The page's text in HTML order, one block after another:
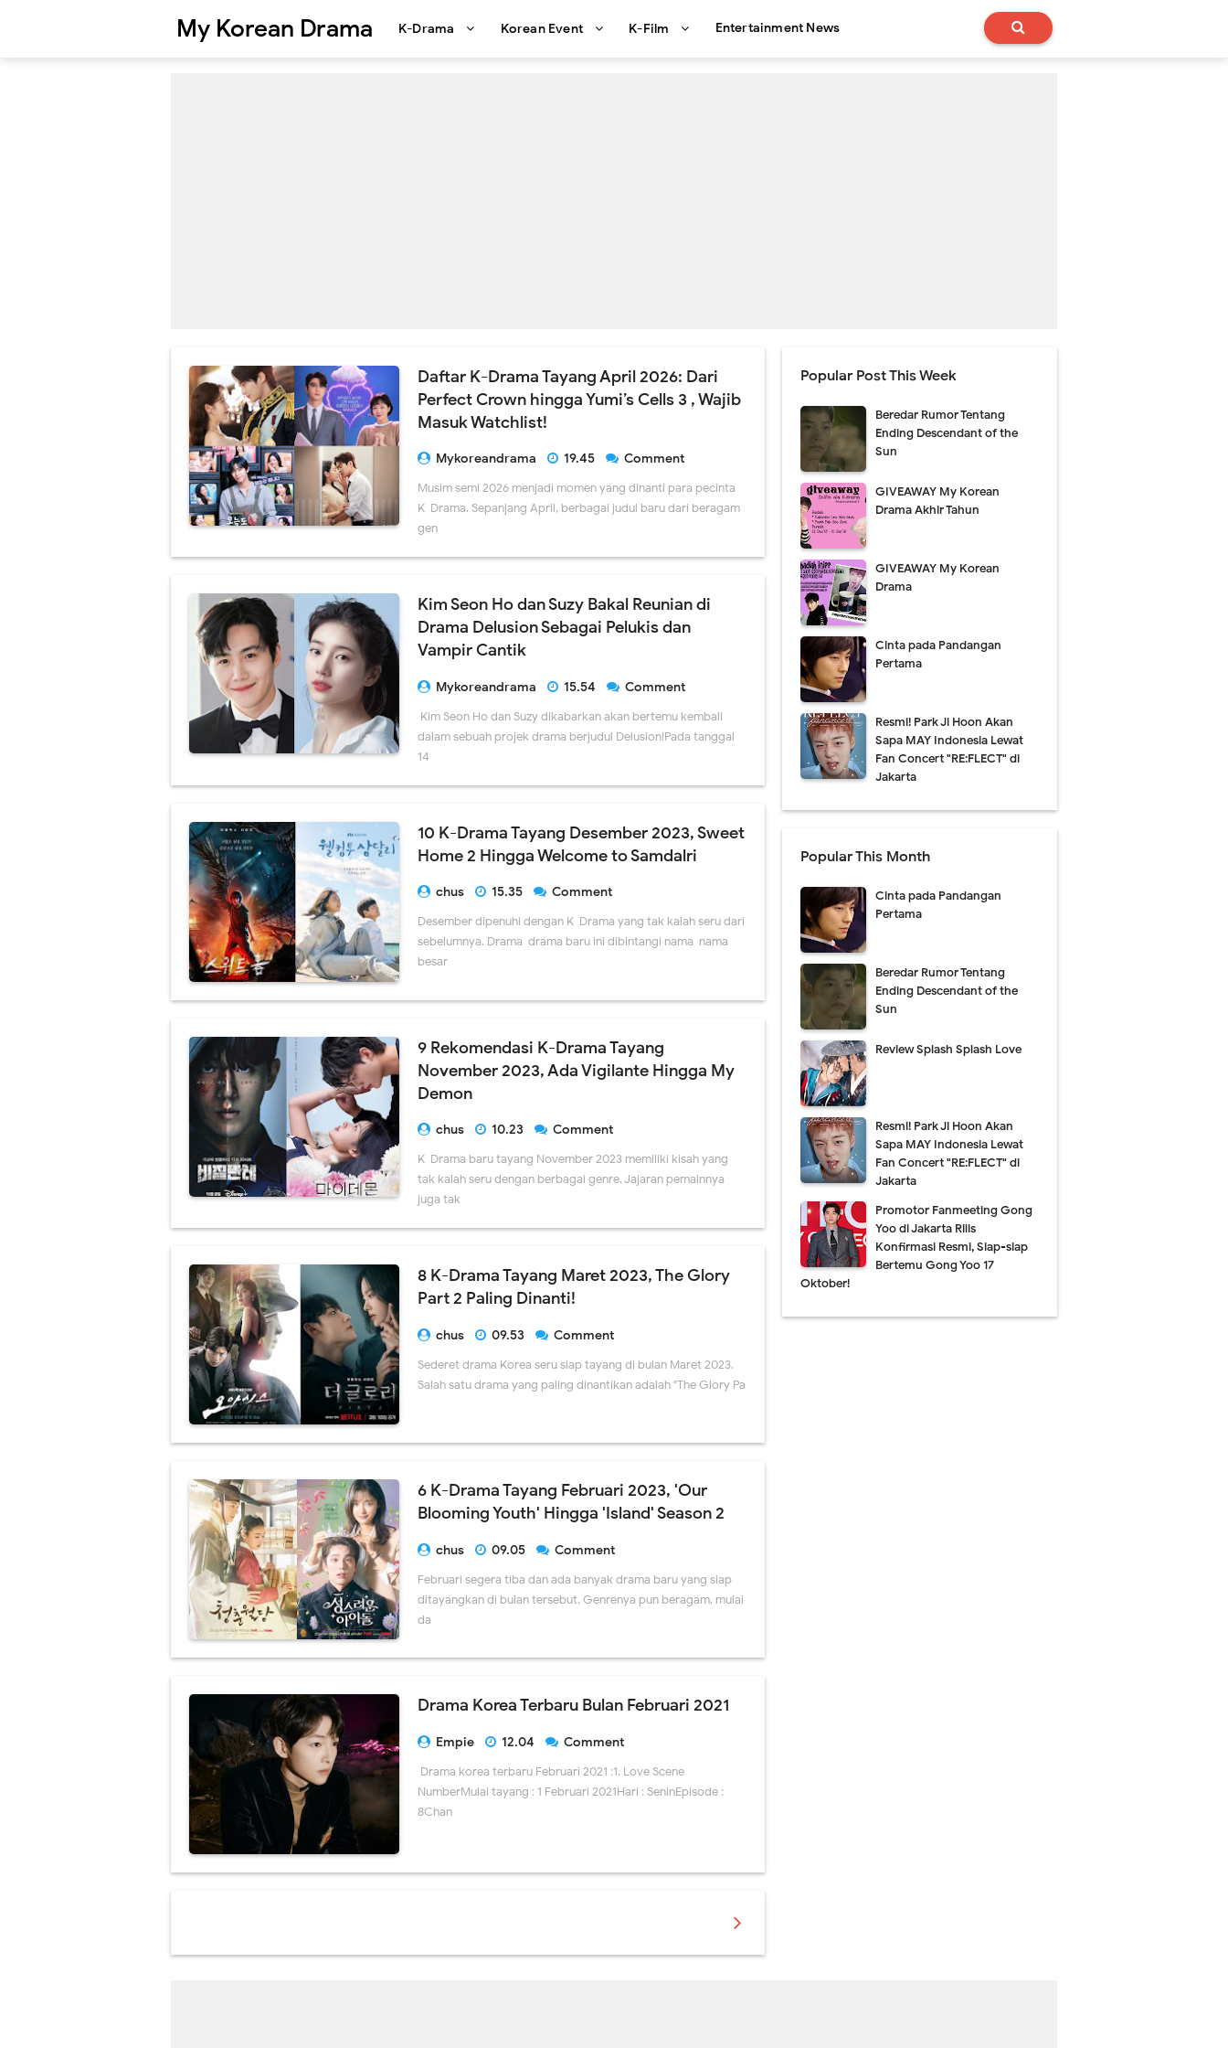
My Korean Drama K-Drama Korean Event K-Film Entertainment News
Daftar K-Drama Tayang April 2026: Dari
Perfect Crown hingga Yumi’s Cells 3 , Wajib
Masuk Watchlist!
Mykoreandrama 19.45
Comment
Musim semi 2026 menjadi momen yang dinanti para pecinta
K-Drama. Sepanjang April, berbagai judul baru dari beragam
gen
Kim Seon Ho dan Suzy Bakal Reunian di
Drama Delusion Sebagai Pelukis dan
Vampir Cantik
Mykoreandrama 15.54
Comment
Kim Seon Ho dan Suzy dikabarkan akan bertemu kembali
dalam sebuah projek drama berjudul Delusion!Pada tanggal
14
10 K-Drama Tayang Desember 2023, Sweet
Home 2 Hingga Welcome to Samdalri
chus 15.35
Comment
Desember dipenuhi dengan K-Drama yang tak kalah seru dari
sebelumnya. Drama-drama baru ini dibintangi nama-nama
besar
9 Rekomendasi K-Drama Tayang
November 2023, Ada Vigilante Hingga My
Demon
chus 10.23
Comment
K-Drama baru tayang November 2023 memiliki kisah yang
tak kalah seru dengan berbagai genre. Jajaran pemainnya
juga tak
8 K-Drama Tayang Maret 2023, The Glory
Part 2 Paling Dinanti!
chus 09.53
Comment
Sederet drama Korea seru siap tayang di bulan Maret 2023.
Salah satu drama yang paling dinantikan adalah "The Glory Pa
6 K-Drama Tayang Februari 2023, 'Our
Blooming Youth' Hingga 'Island' Season 2
chus 09.05
Comment
Februari segera tiba dan ada banyak drama baru yang siap
ditayangkan di bulan tersebut. Genrenya pun beragam, mulai
da
Drama Korea Terbaru Bulan Februari 2021
Empie 12.04
Comment
Drama korea terbaru Februari 2021 :1. Love Scene
NumberMulai tayang : 1 Februari 2021Hari : SeninEpisode :
8Chan
Popular Post This Week
Beredar Rumor Tentang
Ending Descendant of the
Sun
GIVEAWAY My Korean
Drama Akhir Tahun
GIVEAWAY My Korean
Drama
Cinta pada Pandangan
Pertama
Resmi! Park Ji Hoon Akan
Sapa MAY Indonesia Lewat
Fan Concert "RE:FLECT" di
Jakarta
Popular This Month
Cinta pada Pandangan
Pertama
Beredar Rumor Tentang
Ending Descendant of the
Sun
Review Splash Splash Love
Resmi! Park Ji Hoon Akan
Sapa MAY Indonesia Lewat
Fan Concert "RE:FLECT" di
Jakarta
Promotor Fanmeeting Gong
Yoo di Jakarta Rilis
Konfirmasi Resmi, Siap-siap
Bertemu Gong Yoo 17
Oktober!